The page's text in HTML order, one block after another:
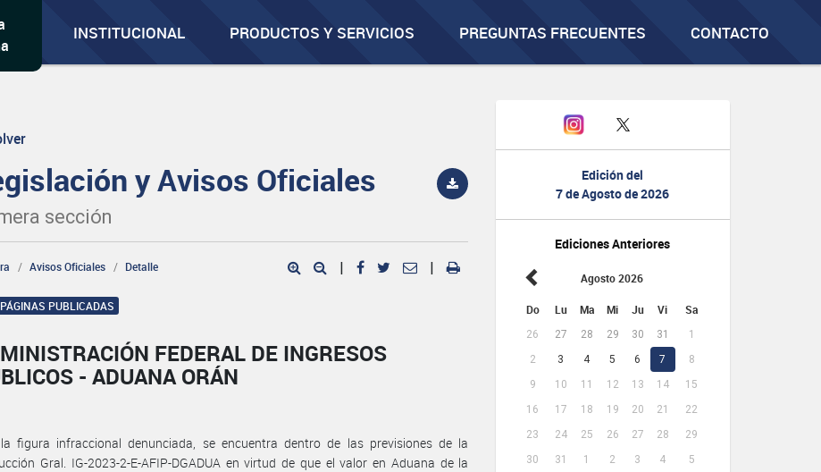
INSTITUCIONAL PRODUCTOS Y SERVICIOS PREGUNTAS FRECUENTES CONTACTO
Edición del
7 de Agosto de 2026
Ediciones Anteriores
Agosto 2026
Do Lu Ma Mi Ju Vi Sa
26 27 28 29 30 31
1
2
3 4 5 6 7
8
9
10 11 12 13 14
15
16
17 18 19 20 21
22
23
24 25 26 27 28
29
30
31 1 2 3 4 5
y Avisos Oficiales
sección
Avisos Oficiales Detalle | |
PUBLICADAS
FEDERAL DE INGRESOS
- ADUANA ORÁN
figura infraccional denunciada, se encuentra dentro de las previsiones de la
Gral. IG-2023-2-E-AFIP-DGADUA en virtud de que el valor en Aduana de la